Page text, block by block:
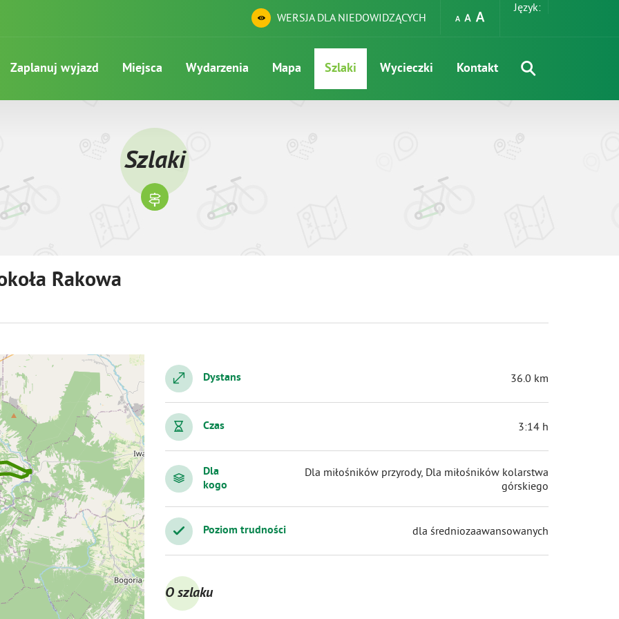
Język:
WERSJA DLA NIEDOWIDZĄCYCH
Zaplanuj wyjazd Miejsca Wydarzenia Mapa Szlaki Wycieczki Kontakt
Szlaki
Rakowa
Dystans 36.0 km
Czas 3:14 h
Dla
kogo
Dla miłośników przyrody, Dla miłośników kolarstwa
górskiego
Poziom trudności dla średniozaawansowanych
O szlaku